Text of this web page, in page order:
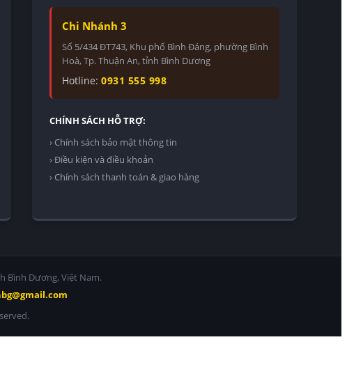
Chi Nhánh 3
Số 5/434 ĐT743, Khu phố Bình Đáng, phường Bình
Hoà, Tp. Thuận An, tỉnh Bình Dương
Hotline: 0931 555 998
CHÍNH SÁCH HỖ TRỢ:
› Chính sách bảo mật thông tin
› Điều kiện và điều khoản
› Chính sách thanh toán & giao hàng
Bình Dương, Việt Nam.